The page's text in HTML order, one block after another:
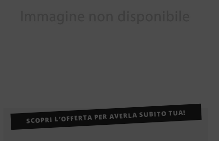
SCOPRI L’OFFERTA PER AVERLA SUBITO TUA!